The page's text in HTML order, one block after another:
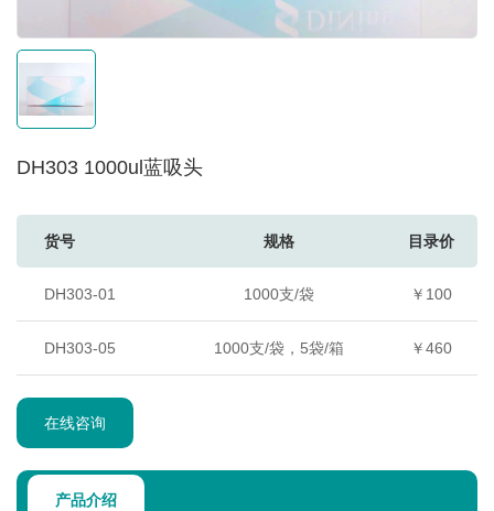
DH303 1000ul蓝吸头
货号 规格 目录价
DH303-01 1000支/袋 ￥100
DH303-05 1000支/袋，5袋/箱 ￥460
在线咨询
产品介绍